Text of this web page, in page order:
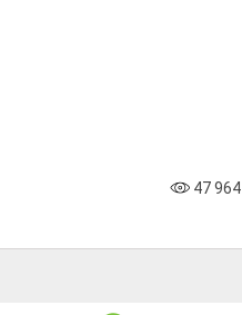
47 964